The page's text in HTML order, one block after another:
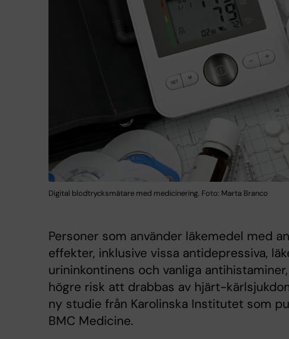
Digital blodtrycksmätare med medicinering. Foto: Marta Branco
Personer som använder läkemedel med
effekter, inklusive vissa antidepressiva,
urininkontinens och vanliga
högre risk att drabbas av hjärt-
ny studie från Karolinska Institutet som
BMC Medicine.